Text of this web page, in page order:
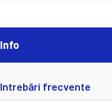
Info
Intrebări frecvente